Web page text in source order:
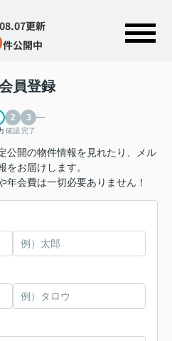
更新
件公開中
員登録
確認完了
公開の物件情報を見れたり、メル
をお届けします。
年会費は一切必要ありません！